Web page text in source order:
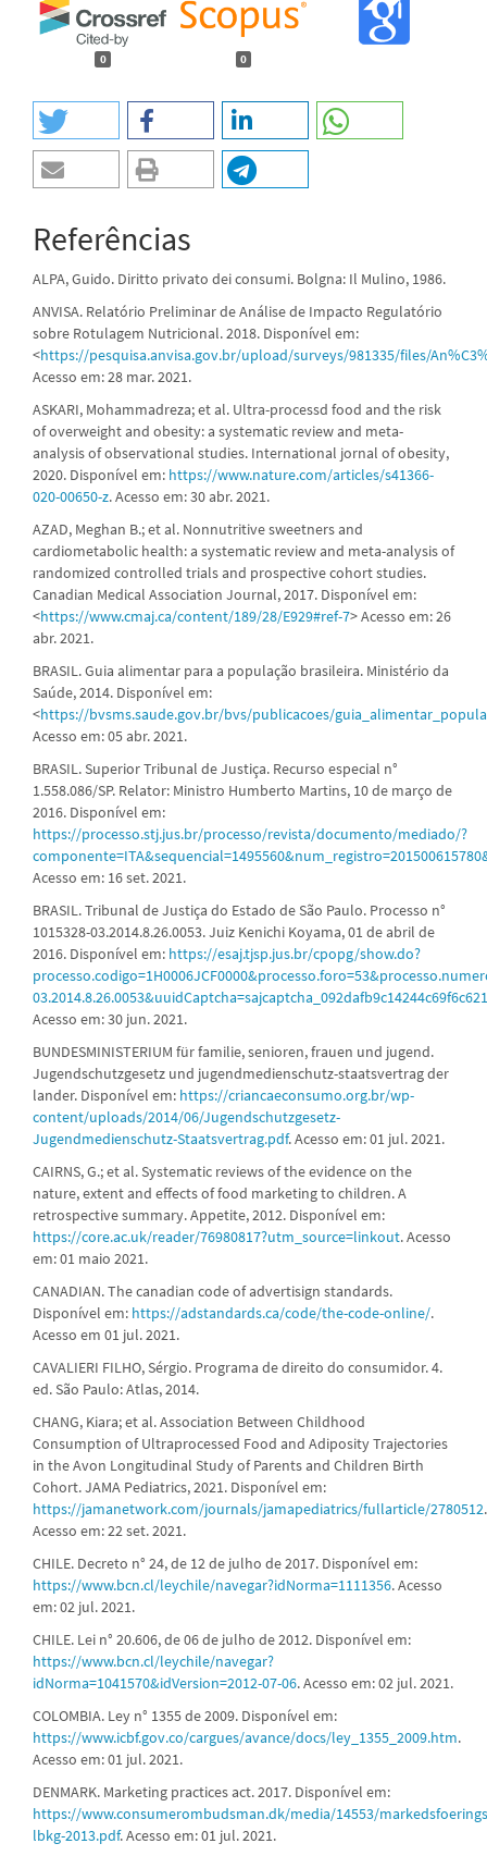
0 0
Referências
ALPA, Guido. Diritto privato dei consumi. Bolgna: Il Mulino, 1986.
ANVISA. Relatório Preliminar de Análise de Impacto Regulatório
sobre Rotulagem Nutricional. 2018. Disponível em:
<https://pesquisa.anvisa.gov.br/upload/surveys/981335/files/
Acesso em: 28 mar. 2021.
ASKARI, Mohammadreza; et al. Ultra-processd food and the risk
of overweight and obesity: a systematic review and meta-
analysis of observational studies. International jornal of obesity,
2020. Disponível em: https://www.nature.com/articles/s41366-
020-00650-z. Acesso em: 30 abr. 2021.
AZAD, Meghan B.; et al. Nonnutritive sweetners and
cardiometabolic health: a systematic review and meta-analysis of
randomized controlled trials and prospective cohort studies.
Canadian Medical Association Journal, 2017. Disponível em:
<https://www.cmaj.ca/content/189/28/E929#ref-7> Acesso em: 26
abr. 2021.
BRASIL. Guia alimentar para a população brasileira. Ministério da
Saúde, 2014. Disponível em:
<https://bvsms.saude.gov.br/bvs/publicacoes/
Acesso em: 05 abr. 2021.
BRASIL. Superior Tribunal de Justiça. Recurso especial n°
1.558.086/SP. Relator: Ministro Humberto Martins, 10 de março de
2016. Disponível em:
https://processo.stj.jus.br/processo/revista/documento/mediado/?
Acesso em: 16 set. 2021.
BRASIL. Tribunal de Justiça do Estado de São Paulo. Processo n°
1015328-03.2014.8.26.0053. Juiz Kenichi Koyama, 01 de abril de
2016. Disponível em: https://esaj.tjsp.jus.br/cpopg/show.do?
Acesso em: 30 jun. 2021.
BUNDESMINISTERIUM für familie, senioren, frauen und jugend.
Jugendschutzgesetz und jugendmedienschutz-staatsvertrag der
lander. Disponível em: https://criancaeconsumo.org.br/wp-
content/uploads/2014/06/Jugendschutzgesetz-
Jugendmedienschutz-Staatsvertrag.pdf. Acesso em: 01 jul. 2021.
CAIRNS, G.; et al. Systematic reviews of the evidence on the
nature, extent and effects of food marketing to children. A
retrospective summary. Appetite, 2012. Disponível em:
https://core.ac.uk/reader/76980817?utm_source=linkout. Acesso
em: 01 maio 2021.
CANADIAN. The canadian code of advertisign standards.
Disponível em: https://adstandards.ca/code/the-code-online/.
Acesso em 01 jul. 2021.
CAVALIERI FILHO, Sérgio. Programa de direito do consumidor. 4.
ed. São Paulo: Atlas, 2014.
CHANG, Kiara; et al. Association Between Childhood
Consumption of Ultraprocessed Food and Adiposity Trajectories
in the Avon Longitudinal Study of Parents and Children Birth
Cohort. JAMA Pediatrics, 2021. Disponível em:
https://jamanetwork.com/journals/jamapediatrics/fullarticle/2780512.
Acesso em: 22 set. 2021.
CHILE. Decreto n° 24, de 12 de julho de 2017. Disponível em:
https://www.bcn.cl/leychile/navegar?idNorma=1111356. Acesso
em: 02 jul. 2021.
CHILE. Lei n° 20.606, de 06 de julho de 2012. Disponível em:
https://www.bcn.cl/leychile/navegar?
idNorma=1041570&idVersion=2012-07-06. Acesso em: 02 jul. 2021.
COLOMBIA. Ley n° 1355 de 2009. Disponível em:
https://www.icbf.gov.co/cargues/avance/docs/ley_1355_2009.htm.
Acesso em: 01 jul. 2021.
DENMARK. Marketing practices act. 2017. Disponível em:
https://www.consumerombudsman.dk/media/14553/
lbkg-2013.pdf. Acesso em: 01 jul. 2021.